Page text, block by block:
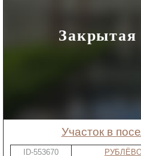
Закрытая
участок в
ID-553670